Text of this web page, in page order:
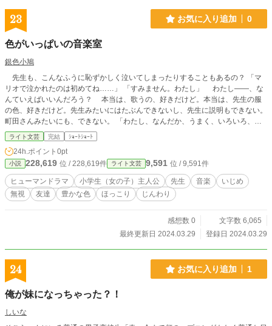
23 お気に入り追加 0
色がいっぱいの音楽室
銀色小鳩
先生も、こんなふうに恥ずかしく泣いてしまったりすることもあるの？ 「マ
リオで泣かれたのは初めてね……」 「すみません。わたし」 わたし――、な
んていえばいいんだろう？ 本当は、歌うの、好きだけど。本当は、先生の服
の色、好きだけど。先生みたいにはたぶんできないし、先生に説明もできない。
町田さんみたいにも、できない。 「わたし、なんだか、うまく、いろいろ、で
きなくて……」 ちょっとだけ本音を吐いたつもりが、わたしの喉からは嗚咽
があふれだしていた。
ライト文芸 完結 ｼｮｰﾄｼｮｰﾄ
24h.ポイント 0pt
小説 228,619 位 / 228,619件 ライト文芸 9,591 位 / 9,591件
ヒューマンドラマ 小学生（女の子）主人公 先生 音楽
いじめ
無視
友達 豊かな色 ほっこり じんわり
感想数 0
文字数 6,065
最終更新日 2024.03.29
登録日 2024.03.29
24 お気に入り追加 1
俺が妹になっちゃった？！
しいな